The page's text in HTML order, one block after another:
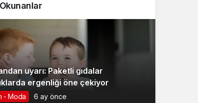
uyarı: Paketli gıdalar
ergenliği öne çekiyor
- Moda 6 ay önce